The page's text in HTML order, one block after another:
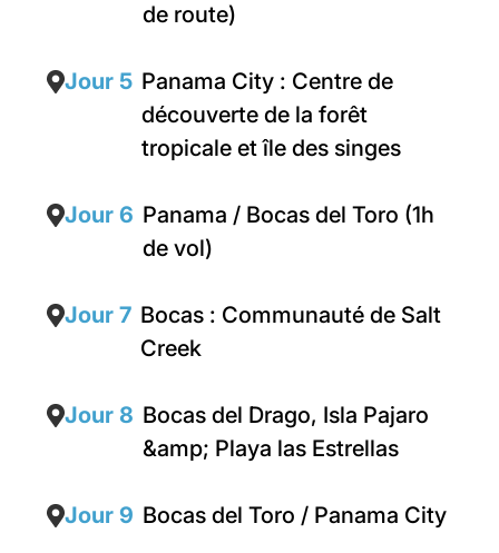
de route)
Jour 5 Panama City : Centre de
découverte de la forêt
tropicale et île des singes
Jour 6 Panama / Bocas del Toro (1h
de vol)
Jour 7 Bocas : Communauté de Salt
Creek
Jour 8 Bocas del Drago, Isla Pajaro
&amp; Playa las Estrellas
Jour 9 Bocas del Toro / Panama City